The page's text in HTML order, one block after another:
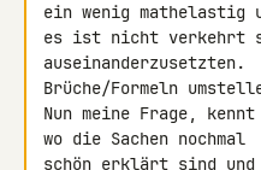
ein wenig mathelastig
es ist nicht verkehrt
auseinanderzusetzten.
Brüche/Formeln
Nun meine Frage,
wo die Sachen nochmal
schön erklärt sind